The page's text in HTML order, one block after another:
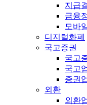
지급
금융
모바
디지털화폐
국고증권
국고
국고
증권
외환
외환